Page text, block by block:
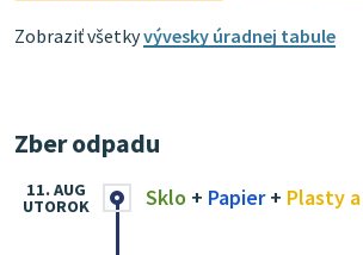
Zobraziť všetkyvývesky úradnej tabule
Zber odpadu
Sklo + Papier+ Plasty
11. AUG
UTOROK